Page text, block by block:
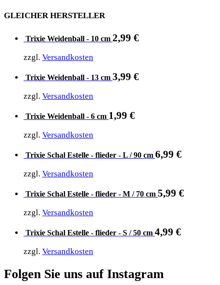
GLEICHER HERSTELLER
Trixie Weidenball - 10 cm 2,99 €
zzgl. Versandkosten
Trixie Weidenball - 13 cm 3,99 €
zzgl. Versandkosten
Trixie Weidenball - 6 cm 1,99 €
zzgl. Versandkosten
Trixie Schal Estelle - flieder - L / 90 cm 6,99 €
zzgl. Versandkosten
Trixie Schal Estelle - flieder - M / 70 cm 5,99 €
zzgl. Versandkosten
Trixie Schal Estelle - flieder - S / 50 cm 4,99 €
zzgl. Versandkosten
Folgen Sie uns auf Instagram